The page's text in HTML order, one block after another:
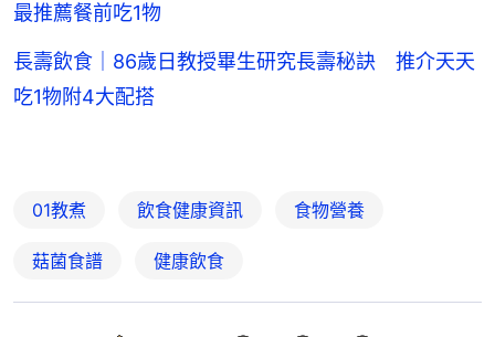
最推薦餐前吃1物
長壽飲食｜86歲日教授畢生研究長壽秘訣 推介天天
吃1物附4大配搭
01教煮 飲食健康資訊 食物營養
菇菌食譜 健康飲食